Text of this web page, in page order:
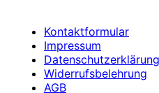
Kontaktformular
Impressum
Datenschutzerklärung
Widerrufsbelehrung
AGB